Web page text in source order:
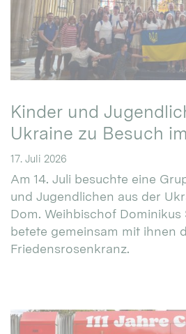
Kinder und
Ukraine zu Besuch
17. Juli 2026
Am 14. Juli besuchte eine
und Jugendlichen aus der
Dom. Weihbischof Dominikus
betete gemeinsam mit ihnen
Friedensrosenkranz.